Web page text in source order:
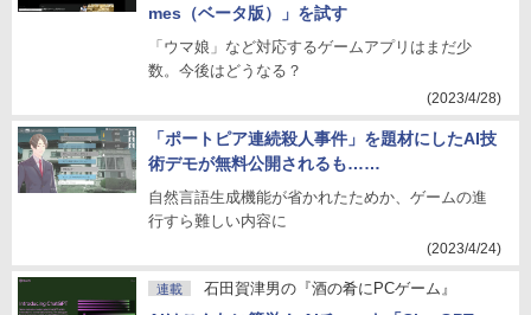
mes（ベータ版）」を試す
「ウマ娘」など対応するゲームアプリはまだ少
数。今後はどうなる？
(2023/4/28)
「ポートピア連続殺人事件」を題材にしたAI技
術デモが無料公開されるも……
自然言語生成機能が省かれたためか、ゲームの進
行すら難しい内容に
(2023/4/24)
連載 石田賀津男の『酒の肴にPCゲーム』